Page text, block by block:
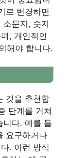
로 변경하면
소문자, 숫자
, 개인적인
해야 합니다.
것을 추천합
단계를 거쳐
니다. 예를 들
요구하거나
. 이런 방식